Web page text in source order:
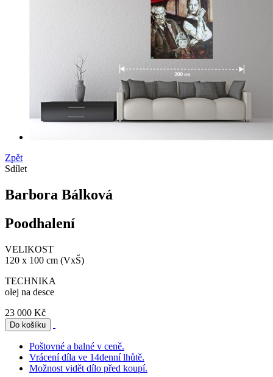
Zpět
Sdílet
Barbora Bálková
Poodhalení
VELIKOST
120 x 100 cm (VxŠ)
TECHNIKA
olej na desce
23 000 Kč
Poštovné a balné v ceně.
Vrácení díla ve 14denní lhůtě.
Možnost vidět dílo před koupí.